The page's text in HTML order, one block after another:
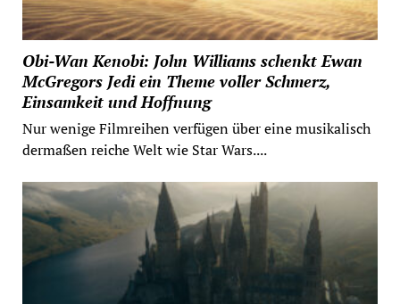
Obi-Wan Kenobi: John Williams schenkt Ewan
McGregors Jedi ein Theme voller Schmerz,
Einsamkeit und Hoffnung
Nur wenige Filmreihen verfügen über eine musikalisch
dermaßen reiche Welt wie Star Wars....